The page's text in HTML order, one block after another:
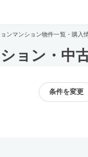
ンマンション物件一覧・購入
ョン・中
条件を変更